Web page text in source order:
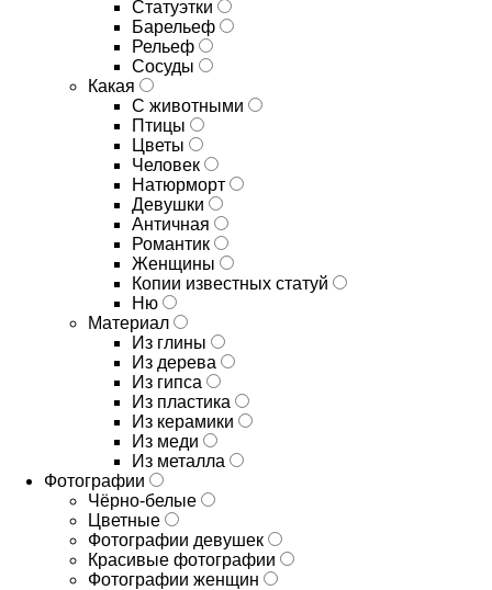
Статуэтки
Барельеф
Рельеф
Сосуды
Какая
С животными
Птицы
Цветы
Человек
Натюрморт
Девушки
Античная
Романтик
Женщины
Копии известных статуй
Ню
Материал
Из глины
Из дерева
Из гипса
Из пластика
Из керамики
Из меди
Из металла
Фотографии
Чёрно-белые
Цветные
Фотографии девушек
Красивые фотографии
Фотографии женщин